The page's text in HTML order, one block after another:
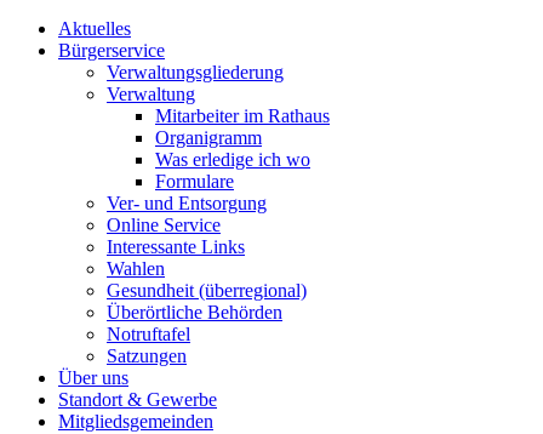
Aktuelles
Bürgerservice
Verwaltungsgliederung
Verwaltung
Mitarbeiter im Rathaus
Organigramm
Was erledige ich wo
Formulare
Ver- und Entsorgung
Online Service
Interessante Links
Wahlen
Gesundheit (überregional)
Überörtliche Behörden
Notruftafel
Satzungen
Über uns
Standort & Gewerbe
Mitgliedsgemeinden